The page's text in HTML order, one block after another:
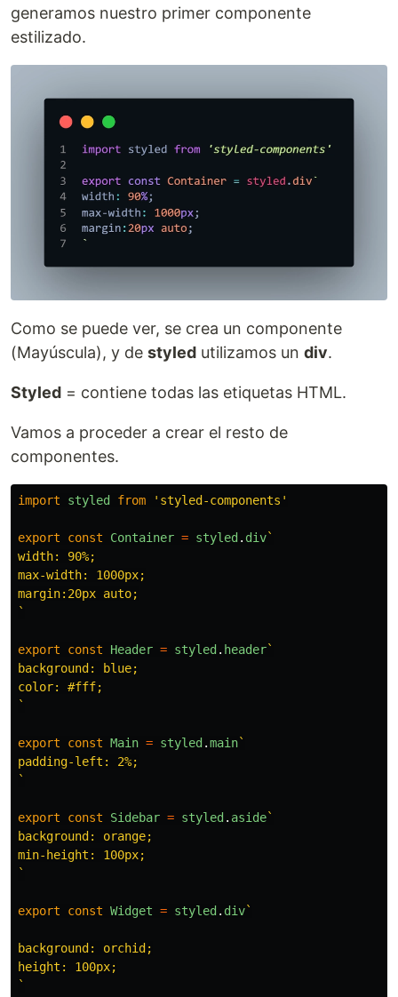
generamos nuestro primer componente
estilizado.
Como se puede ver, se crea un componente
(Mayúscula), y de styled utilizamos un div.
Styled = contiene todas las etiquetas HTML.
Vamos a proceder a crear el resto de
componentes.
import styled from ' styled-components '
export const Container = styled . div`
width: 90%;
max-width: 1000px;
margin:20px auto;
`
export const Header = styled . header`
background: blue;
color: #fff;
`
export const Main = styled .main`
padding-left: 2%;
`
export const Sidebar = styled . aside`
background: orange;
min-height: 100px;
`
export const Widget = styled . div`
background: orchid;
height: 100px;
`